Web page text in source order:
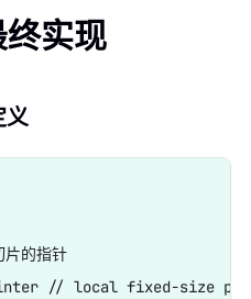
实现
义
的指针
// local fixed-size